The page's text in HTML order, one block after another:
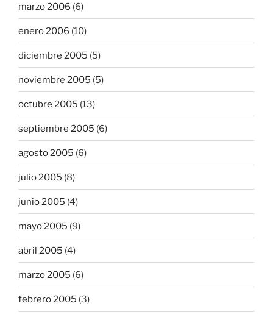
marzo 2006 (6)
enero 2006 (10)
diciembre 2005 (5)
noviembre 2005 (5)
octubre 2005 (13)
septiembre 2005 (6)
agosto 2005 (6)
julio 2005 (8)
junio 2005 (4)
mayo 2005 (9)
abril 2005 (4)
marzo 2005 (6)
febrero 2005 (3)